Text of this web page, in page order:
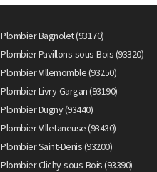
Plombier Bagnolet (93170)
Plombier Pavillons-sous-Bois (93320)
Plombier Villemomble (93250)
Plombier Livry-Gargan (93190)
Plombier Dugny (93440)
Plombier Villetaneuse (93430)
Plombier Saint-Denis (93200)
Plombier Clichy-sous-Bois (93390)